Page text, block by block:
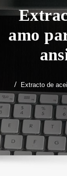
amo
Extracto de